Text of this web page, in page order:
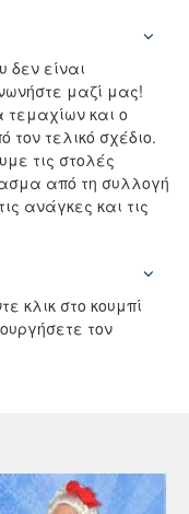
δεν είναι
μαζί μας!
τεμαχίων και ο
τελικό σχέδιο.
τις στολές
από τη συλλογή
ανάγκες και τις
κλικ στο κουμπί
τον